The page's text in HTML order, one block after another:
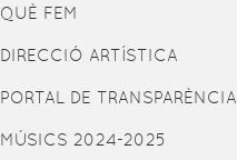
QUÈ FEM
DIRECCIÓ ARTÍSTICA
PORTAL DE TRANSPARÈNCIA
MÚSICS 2024-2025